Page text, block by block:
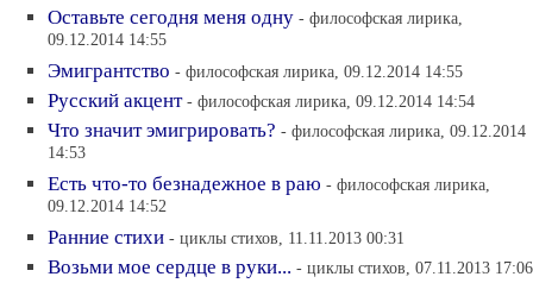
Оставьте сегодня меня одну - философская лирика,
09.12.2014 14:55
Эмигрантство - философская лирика, 09.12.2014 14:55
Русский акцент - философская лирика, 09.12.2014 14:54
Что значит эмигрировать? - философская лирика, 09.12.2014
14:53
Есть что-то безнадежное в раю - философская лирика,
09.12.2014 14:52
Ранние стихи - циклы стихов, 11.11.2013 00:31
Возьми мое сердце в руки... - циклы стихов, 07.11.2013 17:06